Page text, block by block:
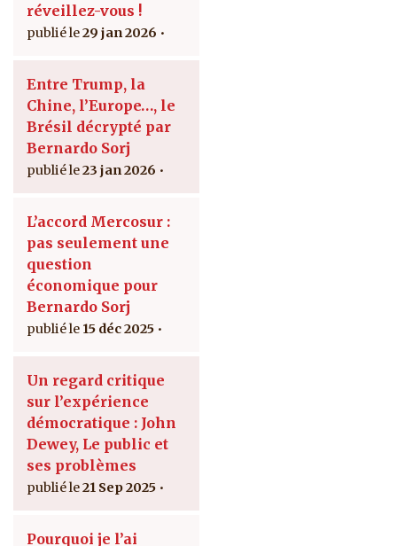
réveillez-vous !
29 jan 2026
Entre Trump, la
Chine, l’Europe…, le
Brésil décrypté par
Bernardo Sorj
23 jan 2026
L’accord Mercosur :
pas seulement une
question
économique pour
Bernardo Sorj
15 déc 2025
Un regard critique
sur l’expérience
démocratique : John
Dewey, Le public et
ses problèmes
21 Sep 2025
Pourquoi je l’ai